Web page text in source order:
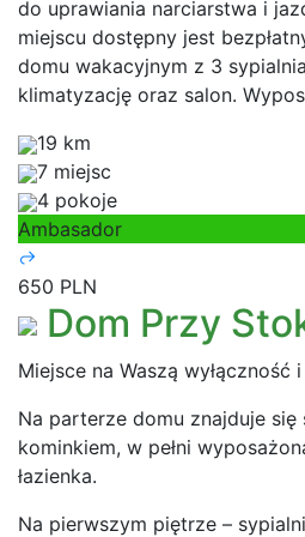
do uprawiania narciarstwa i
miejscu dostępny jest
domu wakacyjnym z 3
klimatyzację oraz salon.
19 km
7 miejsc
4 pokoje
Ambasador
650 PLN
Dom Przy
Miejsce na Waszą wyłączność
Na parterze domu znajduje się
kominkiem, w pełni
łazienka.
Na pierwszym piętrze –